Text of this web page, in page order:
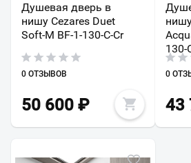
Душевая дверь в
нишу Cezares Duet
Soft-M BF-1-130-C-Cr
0 ОТЗЫВОВ
50 600 ₽
130-
0
43